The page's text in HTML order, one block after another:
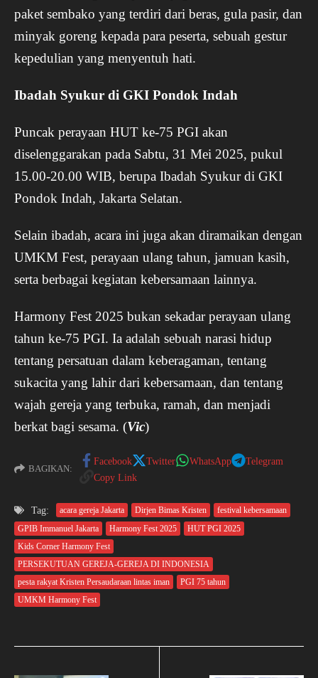
paket sembako yang terdiri dari beras, gula pasir, dan
minyak goreng kepada para peserta, sebuah gestur
kepedulian yang menyentuh hati.
Ibadah Syukur di GKI Pondok Indah
Puncak perayaan HUT ke-75 PGI akan
diselenggarakan pada Sabtu, 31 Mei 2025, pukul
15.00-20.00 WIB, berupa Ibadah Syukur di GKI
Pondok Indah, Jakarta Selatan.
Selain ibadah, acara ini juga akan diramaikan dengan
UMKM Fest, perayaan ulang tahun, jamuan kasih,
serta berbagai kegiatan kebersamaan lainnya.
Harmony Fest 2025 bukan sekadar perayaan ulang
tahun ke-75 PGI. Ia adalah sebuah narasi hidup
tentang persatuan dalam keberagaman, tentang
sukacita yang lahir dari kebersamaan, dan tentang
wajah gereja yang terbuka, ramah, dan menjadi
berkat bagi sesama. (Vic)
BAGIKAN:
Facebook Twitter WhatsApp
Telegram
Copy Link
Tag: acara gereja Jakarta Dirjen Bimas Kristen
festival kebersamaan
GPIB Immanuel Jakarta
Harmony Fest 2025
HUT PGI 2025
Kids Corner Harmony Fest
PERSEKUTUAN GEREJA-GEREJA DI INDONESIA
pesta rakyat Kristen Persaudaraan lintas iman
PGI 75 tahun
UMKM Harmony Fest